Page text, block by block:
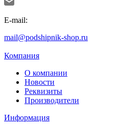
E-mail:
mail@podshipnik-shop.ru
Компания
О компании
Новости
Реквизиты
Производители
Информация